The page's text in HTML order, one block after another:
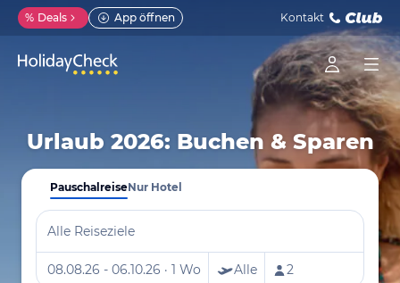
% Deals App öffnen Kontakt
Urlaub 2026: Buchen & Sparen